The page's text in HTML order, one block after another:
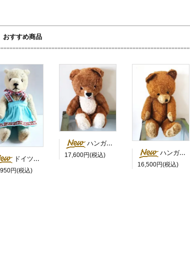
おすすめ商品
ドイツ 水色のスカートを履いた白くま
円(税込)
ハンガリー 茶色い目のにっこりベア
17,600円(税込) ハンガリー 茶色いにっこりさん 鳴き笛入
16,500円(税込)